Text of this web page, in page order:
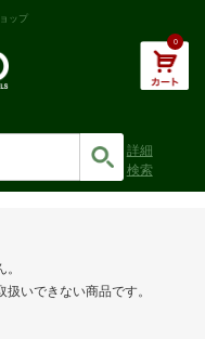
ップ
0
詳細
検索
いできない商品です。